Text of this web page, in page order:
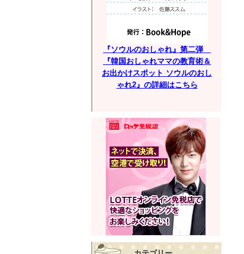
『ソウルのおしゃれ』第二弾
『韓国おしゃれママの教育術＆
お出かけスポット ソウルのおし
ゃれ2』の詳細はこちら